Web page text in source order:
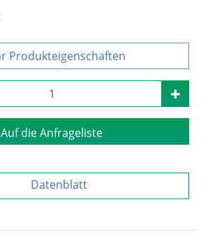
Produkteigenschaften
Auf die Anfrageliste
Datenblatt